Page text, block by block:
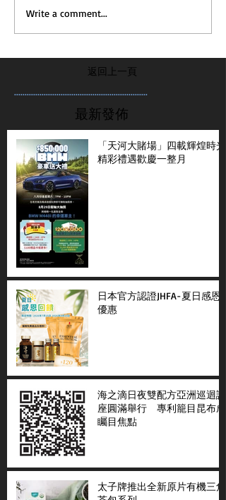
Write a comment...
返回上一頁
...............................................................
最新發佈
「天河大賭場」四載輝煌時光
精彩禮遇歡慶一整月
日本官方認證JHFA-夏日感恩
優惠
海之滴日夜雙配方亞洲巡迴講
座圓滿舉行 專利籠目昆布成
矚目焦點
太子牌推出全新原片有機三角